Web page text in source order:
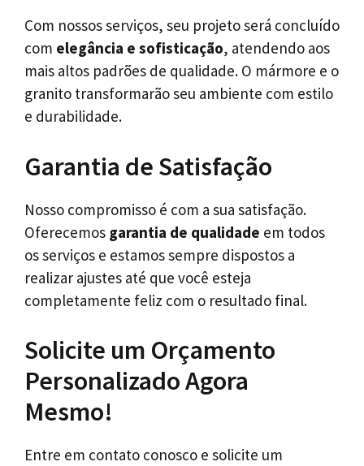
Com nossos serviços, seu projeto será concluído
com elegância e sofisticação, atendendo aos
mais altos padrões de qualidade. O mármore e o
granito transformarão seu ambiente com estilo
e durabilidade.
Garantia de Satisfação
Nosso compromisso é com a sua satisfação.
Oferecemos garantia de qualidade em todos
os serviços e estamos sempre dispostos a
realizar ajustes até que você esteja
completamente feliz com o resultado final.
Solicite um Orçamento
Personalizado Agora
Mesmo!
Entre em contato conosco e solicite um